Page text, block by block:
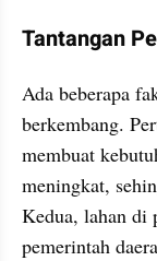
Tantangan
Ada beberapa
berkembang.
membuat
meningkat,
Kedua, lahan di
pemerintah